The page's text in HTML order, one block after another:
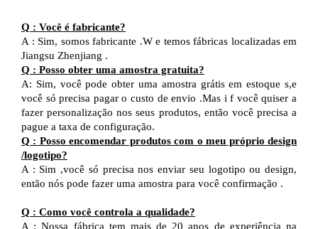
Q : Você é fabricante?
A : Sim, somos fabricante .W e temos fábricas localizadas em
Jiangsu Zhenjiang .
Q : Posso obter uma amostra gratuita?
A: Sim, você pode obter uma amostra grátis em estoques,e
você só precisa pagar o custo de envio .Mas if você quisera
fazerpersonalização nos seus produtos, então você precisa a
pague a taxa de configuração.
Q : Posso encomendar produtos com o meu próprio design
/logotipo?
A : Sim ,você só precisa nos enviar seu logotipoou design,
então nós pode fazer uma amostra para você confirmação .
Q : Como você controla a qualidade?
A :Nossa fábrica tem mais de 20 anos de experiência na